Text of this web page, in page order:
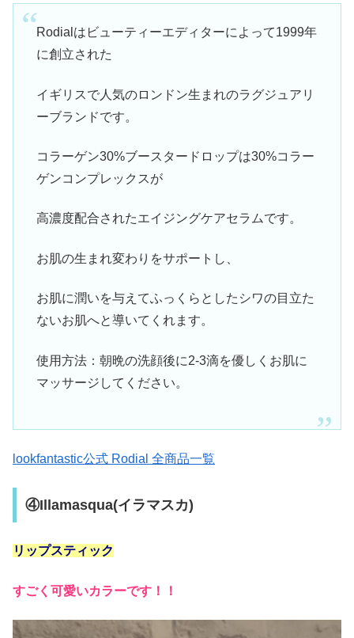
Rodialはビューティーエディターによって1999年
に創立された
イギリスで人気のロンドン生まれのラグジュアリ
ーブランドです。
コラーゲン30%ブースタードロップは30%コラー
ゲンコンプレックスが
高濃度配合されたエイジングケアセラムです。
お肌の生まれ変わりをサポートし、
お肌に潤いを与えてふっくらとしたシワの目立た
ないお肌へと導いてくれます。
使用方法：朝晩の洗顔後に2-3滴を優しくお肌に
マッサージしてください。
lookfantastic公式 Rodial 全商品一覧
④Illamasqua(イラマスカ)
リップスティック
すごく可愛いカラーです！！